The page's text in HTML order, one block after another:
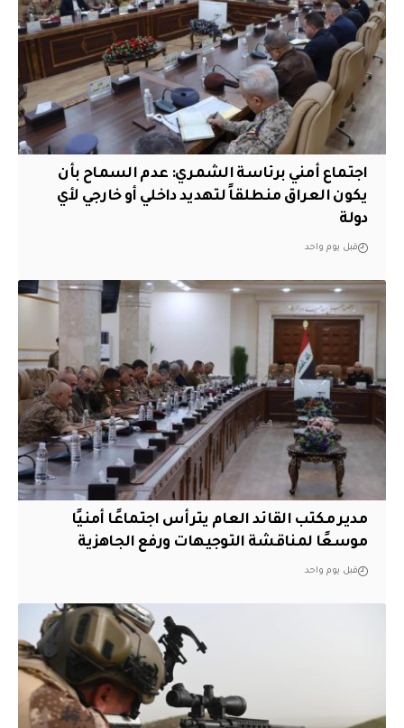
اجتماع أمني برئاسة الشمري: عدم السماح بأن
يكون العراق منطلقاً لتهديد داخلي أو خارجي لأي
دولة
قبل يوم واحد
مدير مكتب القائد العام يترأس اجتماعًا أمنيًا
موسعًا لمناقشة التوجيهات ورفع الجاهزية
قبل يوم واحد